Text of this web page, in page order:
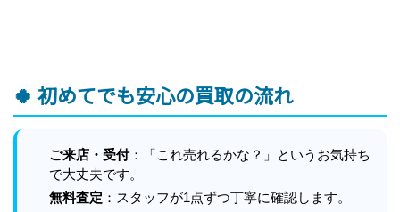
🍀 初めてでも安心の買取の流れ
ご来店・受付：「これ売れるかな？」というお気持ち
で大丈夫です。
無料査定 ：スタッフが1点ずつ丁寧に確認します。